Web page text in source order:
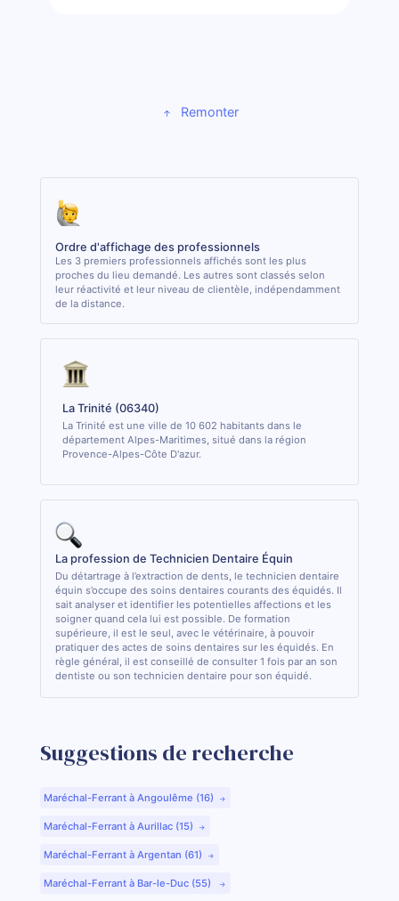
Remonter
Ordre d'affichage des professionnels
Les 3 premiers professionnels affichés sont les plus
proches du lieu demandé. Les autres sont classés selon
leur réactivité et leur niveau de clientèle, indépendamment
de la distance.
La Trinité (06340)
La Trinité est une ville de 10 602 habitants dans le
département Alpes-Maritimes, situé dans la région
Provence-Alpes-Côte D'azur.
La profession de Technicien Dentaire Équin
Du détartrage à l’extraction de dents, le technicien dentaire
équin s’occupe des soins dentaires courants des équidés. Il
sait analyser et identifier les potentielles affections et les
soigner quand cela lui est possible. De formation
supérieure, il est le seul, avec le vétérinaire, à pouvoir
pratiquer des actes de soins dentaires sur les équidés. En
règle général, il est conseillé de consulter 1 fois par an son
dentiste ou son technicien dentaire pour son équidé.
Suggestions de recherche
Maréchal-Ferrant à Angoulême (16)
Maréchal-Ferrant à Aurillac (15)
Maréchal-Ferrant à Argentan (61)
Maréchal-Ferrant à Bar-le-Duc (55)